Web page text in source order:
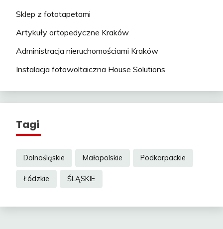
Sklep z fototapetami
Artykuły ortopedyczne Kraków
Administracja nieruchomościami Kraków
Instalacja fotowoltaiczna House Solutions
Tagi
Dolnośląskie Małopolskie Podkarpackie
Łódzkie ŚLĄSKIE